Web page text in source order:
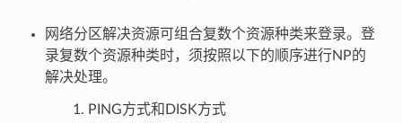
网络分区解决资源可组合复数个资源种类来登录。登
录复数个资源种类时，须按照以下的顺序进行NP的
解决处理。
PING方式和DISK方式